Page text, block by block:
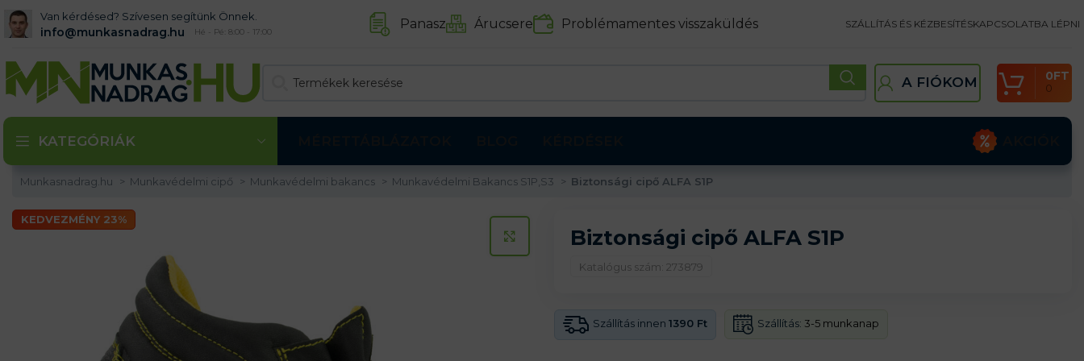
Van kérdésed? Szívesen segítünk Önnek.
info@munkasnadrag.hu Hé - Pé: 8:00 - 17:00 Panasz Árucsere Problémamentes visszaküldés SZÁLLÍTÁS ÉS KÉZBESÍTÉSKAPCSOLATBA LÉPNI
A FIÓKOM 0
0FT
KATEGÓRIÁK
Munkasnadrag.hu Munkavédelmi cipő Munkavédelmi bakancs Munkavédelmi Bakancs S1P,S3 Biztonsági cipő ALFA S1P
KEDVEZMÉNY 23%
KATTINTS A KINAGYÍTÁSHOZ
Biztonsági cipő ALFA S1P
Katalógus szám: 273879
Szállítás innen 1390 Ft Szállítás: 3-5 munkanap